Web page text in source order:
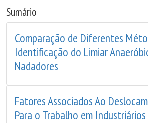
Sumário
Comparação de Diferentes
Identificação do Limiar
Nadadores
Fatores Associados Ao
Para o Trabalho em